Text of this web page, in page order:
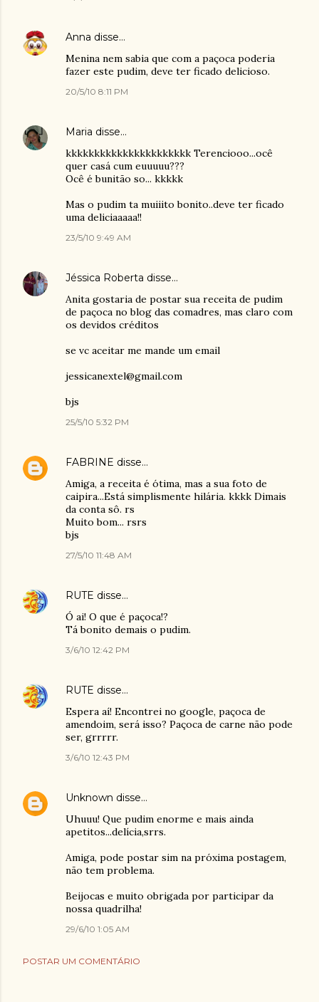
Anna disse…
Menina nem sabia que com a paçoca poderia
fazer este pudim, deve ter ficado delicioso.
20/5/10 8:11 PM
Maria disse…
kkkkkkkkkkkkkkkkkkkkkk Terenciooo...ocê
quer casá cum euuuuu???
Ocê é bunitão so... kkkkk
Mas o pudim ta muiiito bonito..deve ter ficado
uma deliciaaaaa!!
23/5/10 9:49 AM
Jéssica Roberta disse…
Anita gostaria de postar sua receita de pudim
de paçoca no blog das comadres, mas claro com
os devidos créditos
se vc aceitar me mande um email
jessicanextel@gmail.com
bjs
25/5/10 5:32 PM
FABRINE disse…
Amiga, a receita é ótima, mas a sua foto de
caipira...Está simplismente hilária. kkkk Dimais
da conta sô. rs
Muito bom... rsrs
bjs
27/5/10 11:48 AM
RUTE disse…
Ó ai! O que é paçoca!?
Tá bonito demais o pudim.
3/6/10 12:42 PM
RUTE disse…
Espera aí! Encontrei no google, paçoca de
amendoim, será isso? Paçoca de carne não pode
ser, grrrrr.
3/6/10 12:43 PM
Unknown disse…
Uhuuu! Que pudim enorme e mais ainda
apetitos...delícia,srrs.
Amiga, pode postar sim na próxima postagem,
não tem problema.
Beijocas e muito obrigada por participar da
nossa quadrilha!
29/6/10 1:05 AM
POSTAR UM COMENTÁRIO